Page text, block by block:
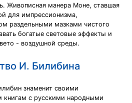
Живописная манера Моне, ставшая
для импрессионизма,
раздельными мазками чистого
богатые световые эффекты и
- воздушной среды.
И. Билибина
знаменит своими
книгам с русскими народными